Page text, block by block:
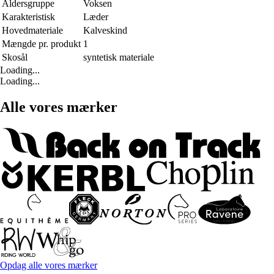
Aldersgruppe
Voksen
Karakteristisk
Læder
Hovedmateriale
Kalveskind
Mængde pr. produkt 1
Skosål
syntetisk materiale
Loading...
Loading...
Alle vores mærker
Opdag alle vores mærker